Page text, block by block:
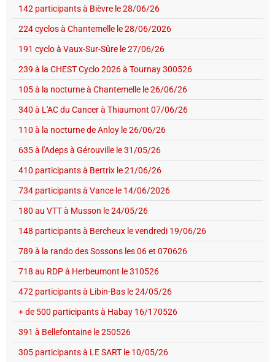
142 participants à Bièvre le 28/06/26
224 cyclos à Chantemelle le 28/06/2026
191 cyclo à Vaux-Sur-Sûre le 27/06/26
239 à la CHEST Cyclo 2026 à Tournay 300526
105 à la nocturne à Chantemelle le 26/06/26
340 à L'AC du Cancer à Thiaumont 07/06/26
110 à la nocturne de Anloy le 26/06/26
635 à l'Adeps à Gérouville le 31/05/26
410 participants à Bertrix le 21/06/26
734 participants à Vance le 14/06/2026
180 au VTT à Musson le 24/05/26
148 participants à Bercheux le vendredi 19/06/26
789 à la rando des Sossons les 06 et 070626
718 au RDP à Herbeumont le 310526
472 participants à Libin-Bas le 24/05/26
+ de 500 participants à Habay 16/170526
391 à Bellefontaine le 250526
305 participants à LE SART le 10/05/26